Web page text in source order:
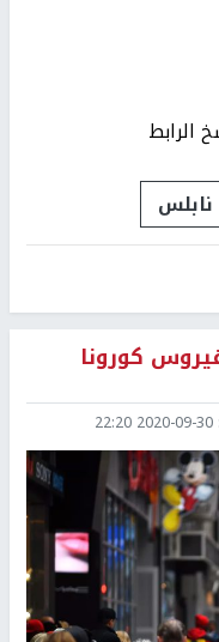
الرابط
نابلس
بفيروس كورونا
2020-09-30 22:20